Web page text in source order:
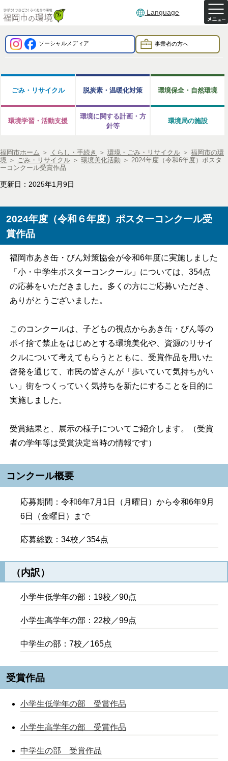
Language
ソーシャルメディア 事業者の方へ
ごみ・リサイクル 脱炭素・温暖化対策 環境保全・自然環境
環境学習・活動支援
環境に関する計画・方
針等
環境局の施設
福岡市ホーム ＞ くらし・手続き ＞ 環境・ごみ・リサイクル ＞ 福岡市の環
境 ＞ ごみ・リサイクル ＞ 環境美化活動 ＞ 2024年度（令和6年度）ポスタ
ーコンクール受賞作品
更新日：2025年1月9日
2024年度（令和６年度）ポスターコンクール受
賞作品
福岡市あき缶・びん対策協会が令和6年度に実施しました
「小・中学生ポスターコンクール」については、354点
の応募をいただきました。多くの方にご応募いただき、
ありがとうございました。
このコンクールは、子どもの視点からあき缶・びん等の
ポイ捨て禁止をはじめとする環境美化や、資源のリサイ
クルについて考えてもらうとともに、受賞作品を用いた
啓発を通じて、市民の皆さんが「歩いていて気持ちがい
い」街をつくっていく気持ちを新たにすることを目的に
実施しました。
受賞結果と、展示の様子についてご紹介します。（受賞
者の学年等は受賞決定当時の情報です）
コンクール概要
応募期間：令和6年7月1日（月曜日）から令和6年9月
6日（金曜日）まで
応募総数：34校／354点
（内訳）
小学生低学年の部：19校／90点
小学生高学年の部：22校／99点
中学生の部：7校／165点
受賞作品
小学生低学年の部 受賞作品
小学生高学年の部 受賞作品
中学生の部 受賞作品